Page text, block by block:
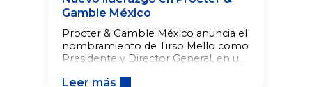
Gamble México
Procter & Gamble México anuncia el
nombramiento de Tirso Mello como
Presidente y Director General, en un
para el mercado mexicano.
Leer más